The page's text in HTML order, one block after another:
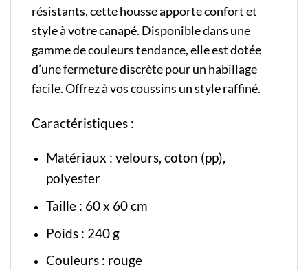
résistants, cette housse apporte confort et
style à votre canapé. Disponible dans une
gamme de couleurs tendance, elle est dotée
d’une fermeture discrète pour un habillage
facile. Offrez à vos coussins un style raffiné.
Caractéristiques :
Matériaux : velours, coton (pp),
polyester
Taille : 60 x 60 cm
Poids : 240 g
Couleurs : rouge